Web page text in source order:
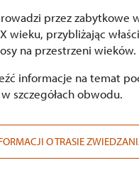
(ostatnia zwiedzanie
wt-niedz
(ostatnia zwiedzanie
16:00)
soboty,
przez zabytkowe
wieku, przybliżając
na przestrzeni wieków.
informacje na temat
szczegółach obwodu.
O TRASIE